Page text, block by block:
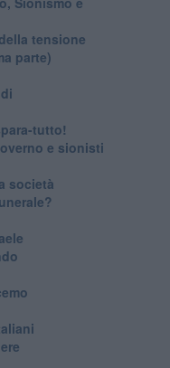
tensione
parte)
tutto!
e sionisti
società